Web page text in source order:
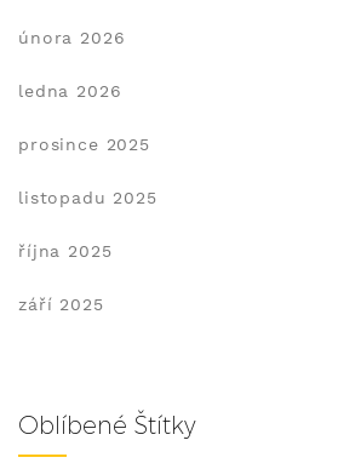
února 2026
ledna 2026
prosince 2025
listopadu 2025
října 2025
září 2025
Oblíbené Štítky